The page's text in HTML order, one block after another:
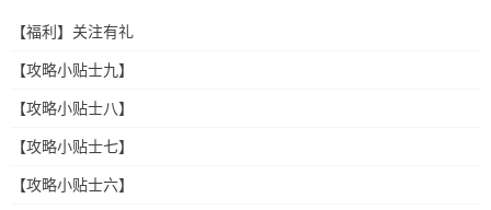
【福利】关注有礼
【攻略小贴士九】
【攻略小贴士八】
【攻略小贴士七】
【攻略小贴士六】